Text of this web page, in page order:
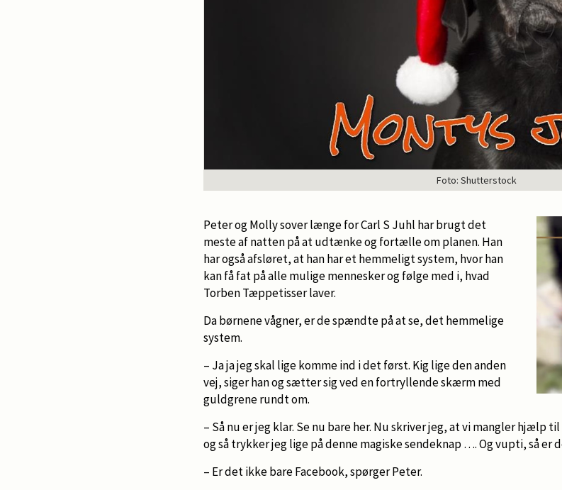
Foto: Shutterstock
Peter og Molly sover længe for Carl S Juhl har brugt det
meste af natten på at udtænke og fortælle om planen. Han
har også afsløret, at han har et hemmeligt system, hvor han
kan få fat på alle mulige mennesker og følge med i, hvad
Torben Tæppetisser laver.
Da børnene vågner, er de spændte på at se, det hemmelige
system.
– Ja ja jeg skal lige komme ind i det først. Kig lige den anden
vej, siger han og sætter sig ved en fortryllende skærm med
guldgrene rundt om.
– Så nu er jeg klar. Se nu bare her. Nu skriver jeg, at vi mangler hjælp
og så trykker jeg lige på denne magiske sendeknap …. Og vupti, så er
– Er det ikke bare Facebook, spørger Peter.